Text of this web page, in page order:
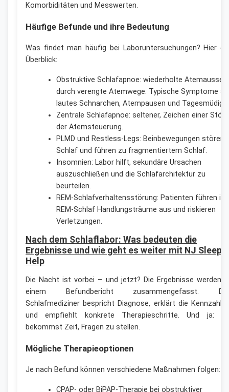
Komorbiditäten und Messwerten.
Häufige Befunde und ihre Bedeutung
Was findet man häufig bei Laboruntersuchungen? Hier
Überblick:
Obstruktive Schlafapnoe: wiederholte
durch verengte Atemwege. Typische Symptome
lautes Schnarchen, Atempausen und
Zentrale Schlafapnoe: seltener, Zeichen einer
der Atemsteuerung.
PLMD und Restless-Legs: Beinbewegungen stören
Schlaf und führen zu fragmentiertem Schlaf.
Insomnien: Labor hilft, sekundäre Ursachen
auszuschließen und die Schlafarchitektur zu
beurteilen.
REM-Schlafverhaltensstörung: Patienten führen im
REM-Schlaf Handlungsträume aus und riskieren
Verletzungen.
Nach dem Schlaflabor: Was bedeuten die
Ergebnisse und wie geht es weiter mit NJ Sleep
Help
Die Nacht ist vorbei – und jetzt? Die Ergebnisse werden
einem Befundbericht zusammengefasst.
Schlafmediziner bespricht Diagnose, erklärt die
und empfiehlt konkrete Therapieschritte. Und ja:
bekommst Zeit, Fragen zu stellen.
Mögliche Therapieoptionen
Je nach Befund können verschiedene Maßnahmen folgen:
CPAP- oder BiPAP-Therapie bei obstruktiver